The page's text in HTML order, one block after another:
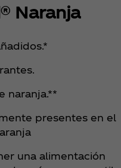
Naranja
naranja.**
presentes en el
una alimentación